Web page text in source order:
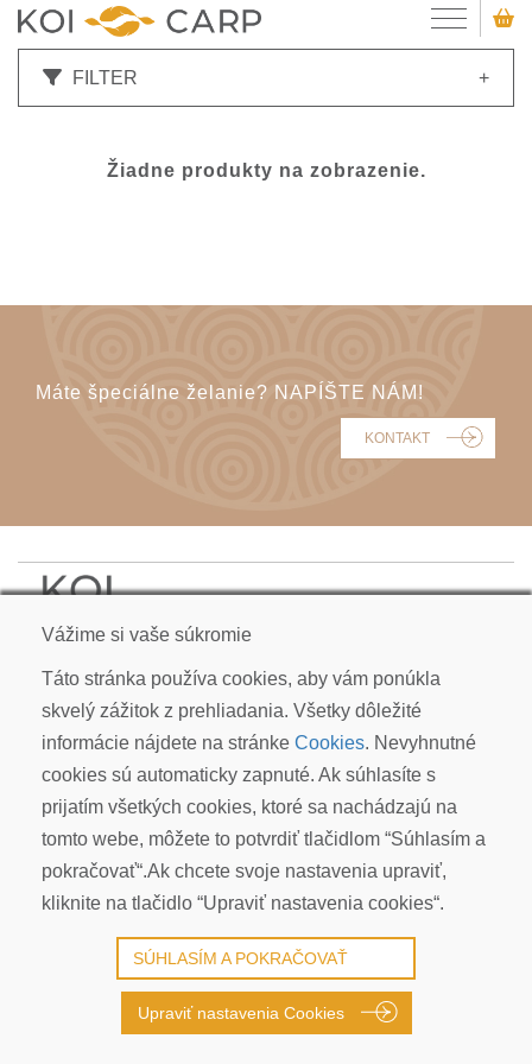
FILTER +
Žiadne produkty na zobrazenie.
Máte špeciálne želanie? NAPÍŠTE NÁM!
KONTAKT
Kudlákova 7, ​841 01 Bratislava
info@koicarp.sk
OBCHODNÉ PODMIENKY
REKLAMÁCIE
PRIVACY POLICY | GDPR
COOKIES
© COPYRIGHT 2026 ALL RIGHTS RESERVED
Vážime si vaše súkromie
Táto stránka používa cookies, aby vám ponúkla
skvelý zážitok z prehliadania. Všetky dôležité
informácie nájdete na stránke Cookies. Nevyhnutné
cookies sú automaticky zapnuté. Ak súhlasíte s
prijatím všetkých cookies, ktoré sa nachádzajú na
tomto webe, môžete to potvrdiť tlačidlom “Súhlasím a
pokračovať“.Ak chcete svoje nastavenia upraviť,
kliknite na tlačidlo “Upraviť nastavenia cookies“.
SÚHLASÍM A POKRAČOVAŤ
Upraviť nastavenia Cookies